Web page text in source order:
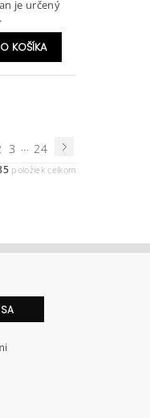
je určený
3 ... 24
položiek celkom